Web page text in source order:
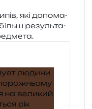
які допо­ма­
резуль­та­